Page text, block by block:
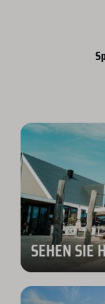
SEHEN SIE